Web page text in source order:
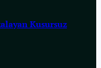
Kusursuz